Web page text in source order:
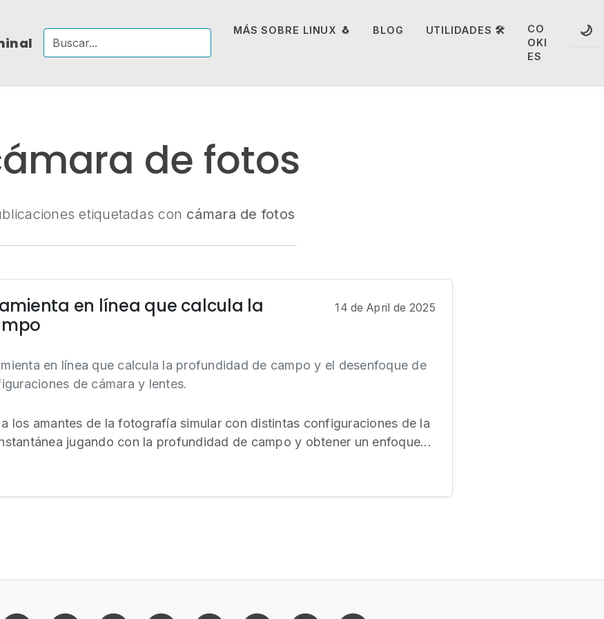
MÁS SOBRE LINUX 🐧 BLOG UTILIDADES 🛠️
CO
OKI
ES
🌙
de fotos
etiquetadas con cámara de fotos
en línea que calcula la
14 de April de 2025
en línea que calcula la profundidad de campo y el desenfoque de
de cámara y lentes.
los amantes de la fotografía simular con distintas configuraciones de la
jugando con la profundidad de campo y obtener un enfoque...